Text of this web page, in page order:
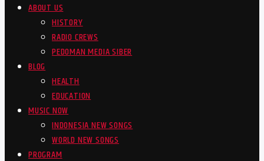
ABOUT US
HISTORY
RADIO CREWS
PEDOMAN MEDIA SIBER
BLOG
HEALTH
EDUCATION
MUSIC NOW
INDONESIA NEW SONGS
WORLD NEW SONGS
PROGRAM